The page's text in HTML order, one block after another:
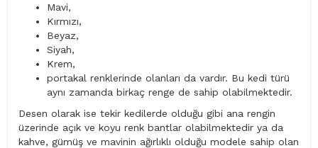
Mavi,
Kırmızı,
Beyaz,
Siyah,
Krem,
portakal renklerinde olanları da vardır. Bu kedi türü
aynı zamanda birkaç renge de sahip olabilmektedir.
Desen olarak ise tekir kedilerde olduğu gibi ana rengin
üzerinde açık ve koyu renk bantlar olabilmektedir ya da
kahve, gümüş ve mavinin ağırlıklı olduğu modele sahip olan